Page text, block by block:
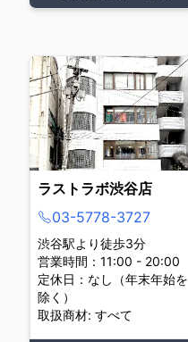
ラストラボ渋谷店
03-5778-3727
渋谷駅より徒歩3分
営業時間：11:00 - 20:00
定休日：なし（年末年始を
除く）
取扱商材: すべて